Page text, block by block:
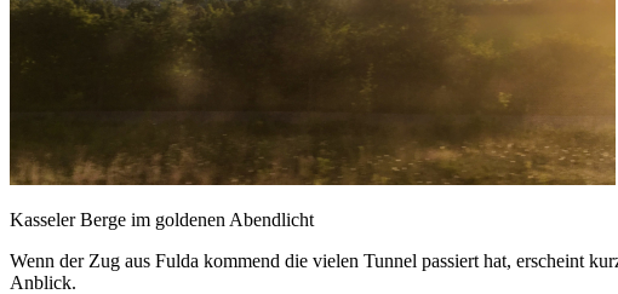
Kasseler Berge im goldenen Abendlicht
Wenn der Zug aus Fulda kommend die vielen Tunnel passiert hat, erscheint
Anblick.